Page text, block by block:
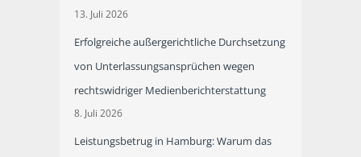
13. Juli 2026
Erfolgreiche außergerichtliche Durchsetzung
von Unterlassungsansprüchen wegen
rechtswidriger Medienberichterstattung
8. Juli 2026
Leistungsbetrug in Hamburg: Warum das